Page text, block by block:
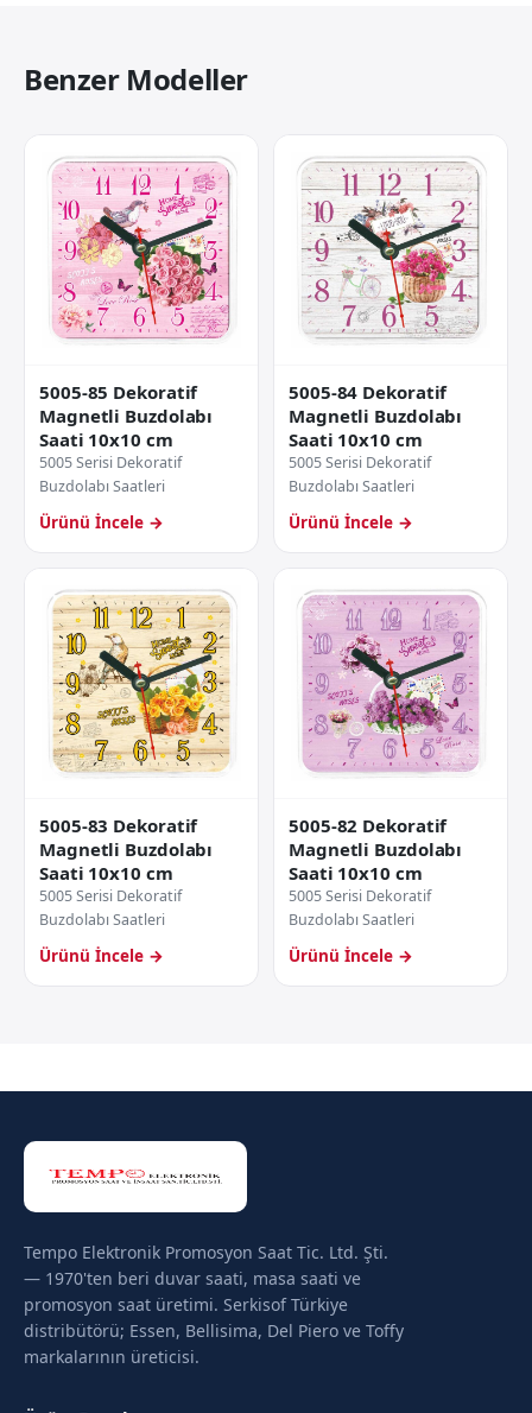
Benzer Modeller
5005-85 Dekoratif
Magnetli Buzdolabı
Saati 10x10 cm
5005 Serisi Dekoratif
Buzdolabı Saatleri
Ürünü İncele →
5005-84 Dekoratif
Magnetli Buzdolabı
Saati 10x10 cm
5005 Serisi Dekoratif
Buzdolabı Saatleri
Ürünü İncele →
5005-83 Dekoratif
Magnetli Buzdolabı
Saati 10x10 cm
5005 Serisi Dekoratif
Buzdolabı Saatleri
Ürünü İncele →
5005-82 Dekoratif
Magnetli Buzdolabı
Saati 10x10 cm
5005 Serisi Dekoratif
Buzdolabı Saatleri
Ürünü İncele →
Tempo Elektronik Promosyon Saat Tic. Ltd. Şti.
— 1970'ten beri duvar saati, masa saati ve
promosyon saat üretimi. Serkisof Türkiye
distribütörü; Essen, Bellisima, Del Piero ve Toffy
markalarının üreticisi.